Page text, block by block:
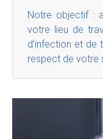
Notre objectif :
votre lieu de
d’infection et de
respect de votre